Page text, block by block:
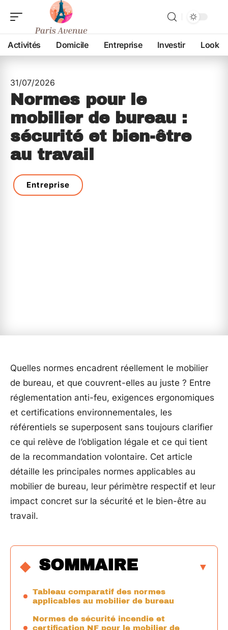
Activités Domicile Entreprise Investir Look
31/07/2026
Normes pour le
mobilier de bureau :
sécurité et bien-être
au travail
Entreprise
Quelles normes encadrent réellement le mobilier
de bureau, et que couvrent-elles au juste ? Entre
réglementation anti-feu, exigences ergonomiques
et certifications environnementales, les
référentiels se superposent sans toujours clarifier
ce qui relève de l’obligation légale et ce qui tient
de la recommandation volontaire. Cet article
détaille les principales normes applicables au
mobilier de bureau, leur périmètre respectif et leur
impact concret sur la sécurité et le bien-être au
travail.
SOMMAIRE
Tableau comparatif des normes
applicables au mobilier de bureau
Normes de sécurité incendie et
certification NF pour le mobilier de